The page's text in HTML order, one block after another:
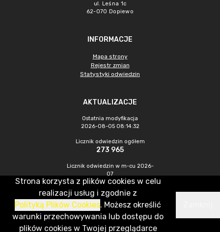
ul. Leśna 1c
62-070 Dopiewo
INFORMACJE
Mapa strony
Rejestr zmian
Statystyki odwiedzin
AKTUALIZACJE
Ostatnia modyfikacja
2026-08-05 08:14:32
Licznik odwiedzin ogółem
273 965
Licznik odwiedzin w m-cu 2026-
07
754
CMS & Hosting: Nefeni Sp. z o.o.
Strona korzysta z plików cookies w celu
realizacji usług i zgodnie z
Polityką Plików Cookies. Możesz określić
warunki przechowywania lub dostępu do
plików cookies w Twojej przeglądarce